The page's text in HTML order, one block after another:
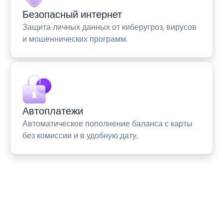
Безопасный интернет
Защита личных данных от киберугроз, вирусов
и мошеннических программ.
Автоплатежи
Автоматическое пополнение баланса с карты
без комиссии и в удобную дату.